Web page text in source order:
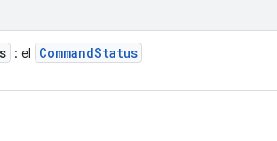
: el CommandStatus